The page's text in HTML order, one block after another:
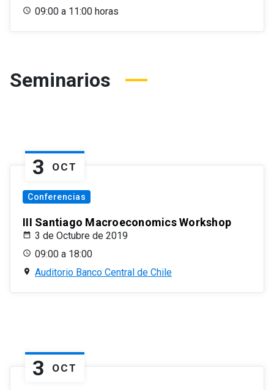
09:00 a 11:00 horas
Seminarios
3 OCT
Conferencias
III Santiago Macroeconomics Workshop
3 de Octubre de 2019
09:00 a 18:00
Auditorio Banco Central de Chile
3 OCT